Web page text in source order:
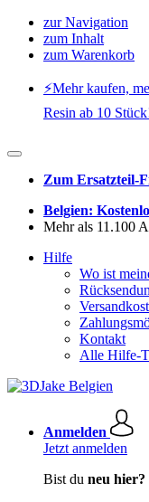
zur Navigation
zum Inhalt
zum Warenkorb
⚡️Mehr kaufen,
Resin ab 10
Zum Ersatzteil-
Belgien:
Mehr als 11.100
Hilfe
Wo ist
Kontakt
Alle Hilfe-
Anmelden
Jetzt anmelden
Bist du neu hier?